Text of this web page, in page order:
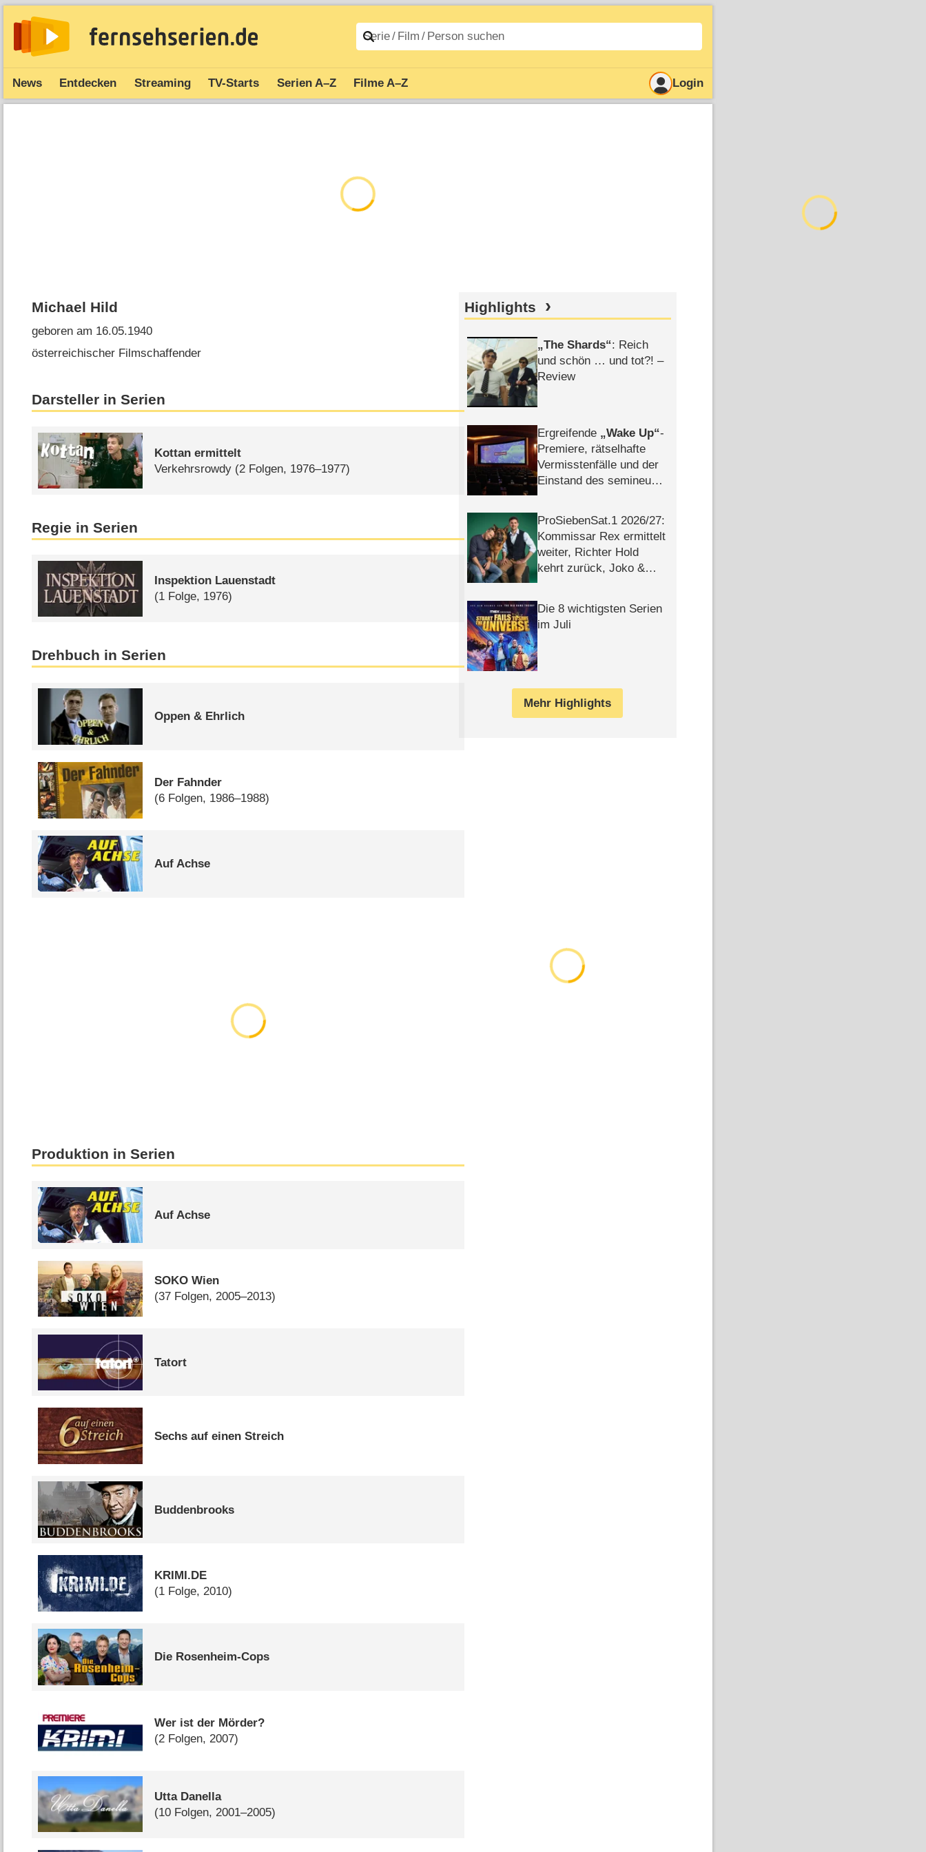
News Entdecken Streaming TV-Starts Serien A–Z Filme A–Z Login
Michael Hild
geboren am 16.05.1940
österreichischer Filmschaffender
Darsteller in Serien
Kottan ermittelt
Verkehrsrowdy (2 Folgen, 1976–1977)
Regie in Serien
Inspektion Lauenstadt
(1 Folge, 1976)
Drehbuch in Serien
Oppen & Ehrlich
Der Fahnder
(6 Folgen, 1986–1988)
Auf Achse
Produktion in Serien
Auf Achse
SOKO Wien
(37 Folgen, 2005–2013)
Tatort
Sechs auf einen Streich
Buddenbrooks
KRIMI.DE
(1 Folge, 2010)
Die Rosenheim-Cops
Wer ist der Mörder?
(2 Folgen, 2007)
Utta Danella
(10 Folgen, 2001–2005)
Highlights
The Shards : Reich
und schön … und tot?! –
Review
Ergreifende Wake Up -
Premiere, rätselhafte
Vermisstenfälle und der
Einstand des semineuen
ProSiebenSat.1 2026/​27:
Kommissar Rex ermittelt
weiter, Richter Hold
kehrt zurück, Joko &
Die 8 wichtigsten Serien
im Juli
Mehr Highlights